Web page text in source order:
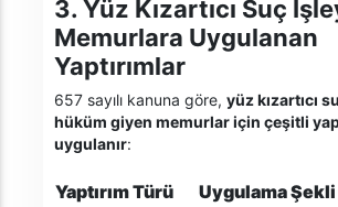
3. Yüz Kızartıcı Suç
Memurlara Uygulanan
Yaptırımlar
657 sayılı kanuna göre, yüz kızartıcı
hüküm giyen memurlar için çeşitli
uygulanır:
Yaptırım Türü
Uygulama Şekli